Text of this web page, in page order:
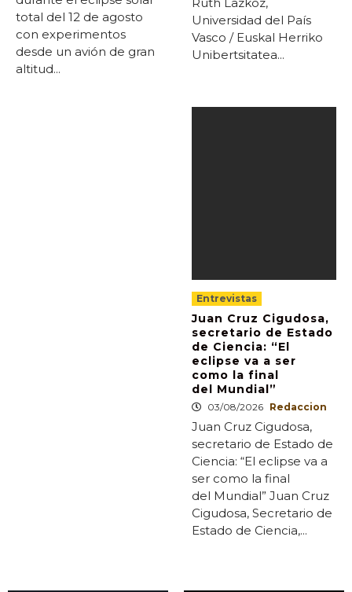
total del 12 de agosto
con experimentos
desde un avión de gran
altitud...
Universidad del País
Vasco / Euskal Herriko
Unibertsitatea...
Entrevistas
Juan Cruz Cigudosa,
secretario de Estado
de Ciencia: “El
eclipse va a ser
como la final
del Mundial”
03/08/2026 Redaccion
Juan Cruz Cigudosa,
secretario de Estado de
Ciencia: “El eclipse va a
ser como la final
del Mundial” Juan Cruz
Cigudosa, Secretario de
Estado de Ciencia,...